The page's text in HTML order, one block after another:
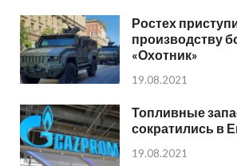
Ростех
производству
«Охотник»
19.08.2021
Топливные
сократились в
19.08.2021